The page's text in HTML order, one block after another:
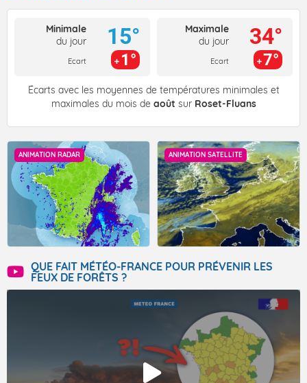
Minimale
du jour
Ecart
15°
1°
Maximale
du jour
Ecart
34°
7°
Écarts avec les moyennes de températures minimales et
maximales du mois de août sur Roset-Fluans
ANIMATION RADAR ANIMATION SATELLITE
QUE FAIT MÉTÉO-FRANCE POUR PRÉVENIR LES
FEUX DE FORÊTS ?